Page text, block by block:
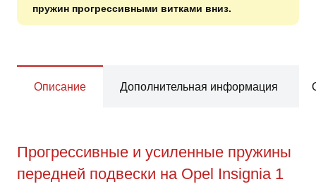
пружин прогрессивными витками вниз.
Описание Дополнительная информация
Прогрессивные и усиленные пружины
передней подвески на Opel Insignia 1